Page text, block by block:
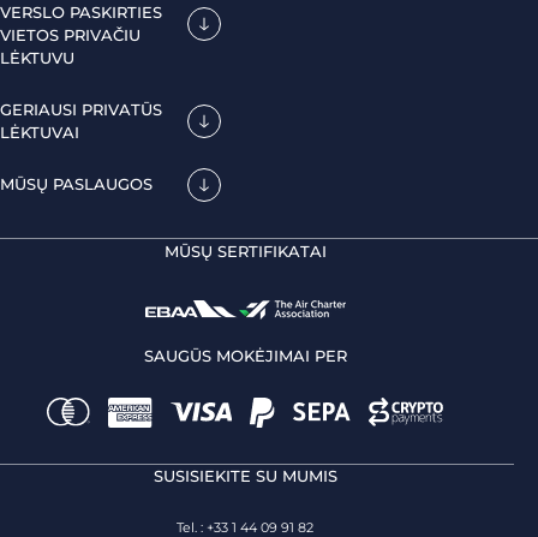
VERSLO PASKIRTIES
VIETOS PRIVAČIU
LĖKTUVU
GERIAUSI PRIVATŪS
LĖKTUVAI
MŪSŲ PASLAUGOS
MŪSŲ SERTIFIKATAI
SAUGŪS MOKĖJIMAI PER
SUSISIEKITE SU MUMIS
Tel. : +33 1 44 09 91 82